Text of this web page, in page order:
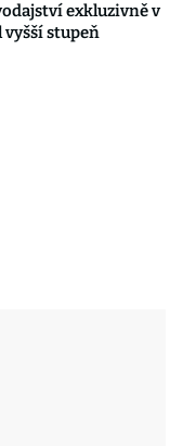
exkluzivně v
vyšší stupeň